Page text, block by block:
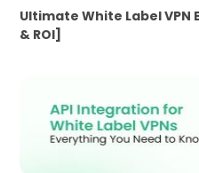
Ultimate White Label VPN
& ROI]